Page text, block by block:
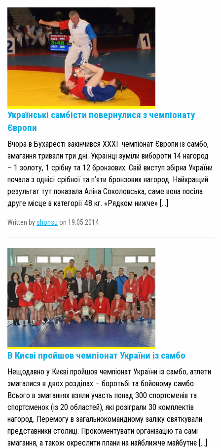
Українські самбісти повернулися з чемпіонату
Європи
Вчора в Бухаресті закінчився ХХХІ чемпіонат Європи із самбо,
змагання тривали три дні. Українці зуміли вибороти 14 нагород
– 1 золоту, 1 срібну та 12 бронзових. Свій виступ збірна України
почала з однієї срібної та п’яти бронзових нагород. Найкращий
результат тут показала Аліна Соколовська, саме вона посіла
друге місце в категорії 48 кг. «Рядком нижче» […]
Written by shonsu on 19.05.2014
В Києві пройшов чемпіонат України із самбо
Нещодавно у Києві пройшов чемпіонат України із самбо, атлети
змагалися в двох розділах – боротьбі та бойовому самбо.
Всього в змаганнях взяли участь понад 300 спортсменів та
спортсменок (із 20 областей), які розіграли 30 комплектів
нагород. Перемогу в загальнокомандному заліку святкували
представники столиці. Прокоментувати організацію та самі
змагання, а також окреслити плани на найближче майбутнє […]